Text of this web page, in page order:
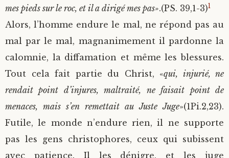
mes pieds sur le roc, et il a dirigé mes pas».(PS. 39,1-3)1
Alors, l’homme endure le mal, ne répond pas au
mal par le mal, magnanimement il pardonne la
calomnie, la diffamation et même les blessures.
Tout cela fait partie du Christ, «qui, injurié, ne
rendait point d’injures, maltraité, ne faisait point de
menaces, mais s’en remettait au Juste Juge»(1Pi.2,23).
Futile, le monde n’endure rien, il ne supporte
pas les gens christophores, ceux qui subissent
avec patience. Il les dénigre, et les juge